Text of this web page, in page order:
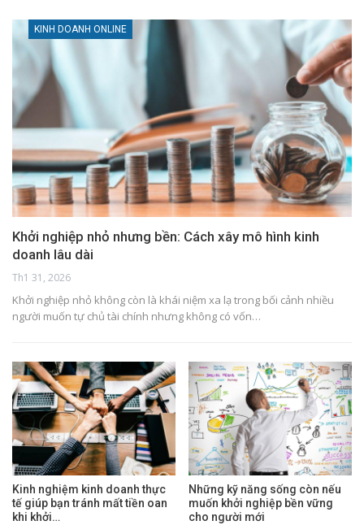
KINH DOANH ONLINE
Khởi nghiệp nhỏ nhưng bền: Cách xây mô hình kinh
doanh lâu dài
Th1 31, 2026
Khởi nghiệp nhỏ không còn là khái niệm xa lạ trong bối cảnh nhiều
người muốn tự chủ tài chính nhưng không có vốn…
Kinh nghiệm kinh doanh thực
tế giúp bạn tránh mất tiền oan
khi khởi…
Những kỹ năng sống còn nếu
muốn khởi nghiệp bền vững
cho người mới